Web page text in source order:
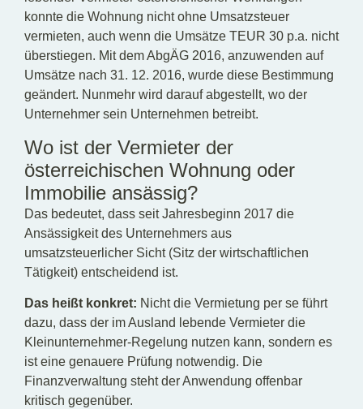
konnte die Wohnung nicht ohne Umsatzsteuer
vermieten, auch wenn die Umsätze TEUR 30 p.a. nicht
überstiegen. Mit dem AbgÄG 2016, anzuwenden auf
Umsätze nach 31. 12. 2016, wurde diese Bestimmung
geändert. Nunmehr wird darauf abgestellt, wo der
Unternehmer sein Unternehmen betreibt.
Wo ist der Vermieter der
österreichischen Wohnung oder
Immobilie ansässig?
Das bedeutet, dass seit Jahresbeginn 2017 die
Ansässigkeit des Unternehmers aus
umsatzsteuerlicher Sicht (Sitz der wirtschaftlichen
Tätigkeit) entscheidend ist.
Das heißt konkret: Nicht die Vermietung per se führt
dazu, dass der im Ausland lebende Vermieter die
Kleinunternehmer-Regelung nutzen kann, sondern es
ist eine genauere Prüfung notwendig. Die
Finanzverwaltung steht der Anwendung offenbar
kritisch gegenüber.